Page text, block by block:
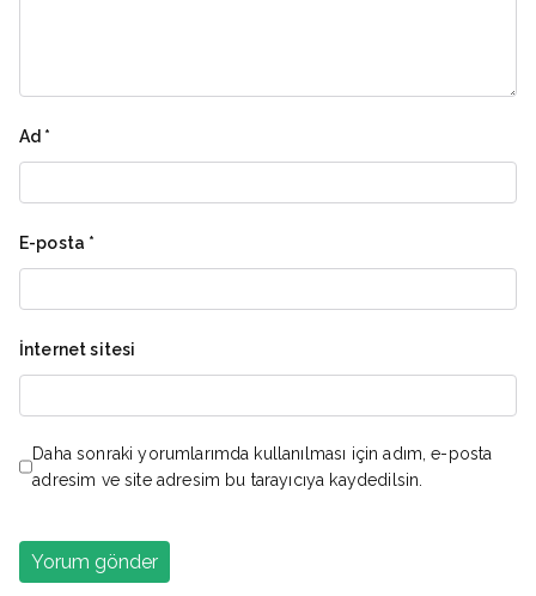
Ad *
E-posta *
İnternet sitesi
Daha sonraki yorumlarımda kullanılması için adım, e-posta
adresim ve site adresim bu tarayıcıya kaydedilsin.